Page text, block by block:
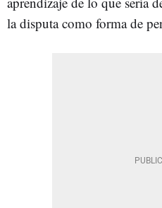
la disputa como forma de